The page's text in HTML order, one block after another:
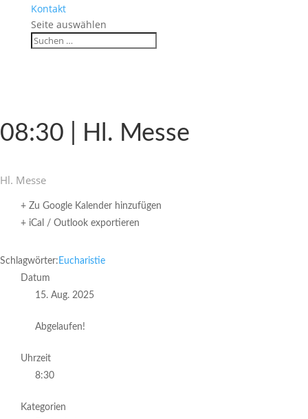
Kontakt
Seite auswählen
08:30 | Hl. Messe
Hl. Messe
+ Zu Google Kalender hinzufügen
+ iCal / Outlook exportieren
Schlagwörter: Eucharistie
Datum
15. Aug. 2025
Abgelaufen!
Uhrzeit
8:30
Kategorien